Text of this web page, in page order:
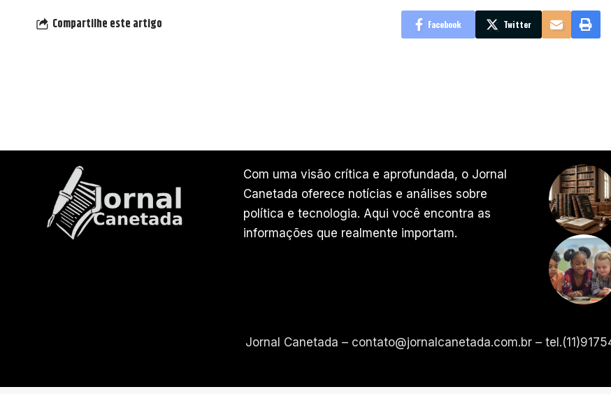
Compartilhe este artigo Facebook Twitter
Com uma visão crítica e aprofundada, o Jornal
Canetada oferece notícias e análises sobre
política e tecnologia. Aqui você encontra as
informações que realmente importam.
Jornal Canetada – contato@jornalcanetada.com.br–